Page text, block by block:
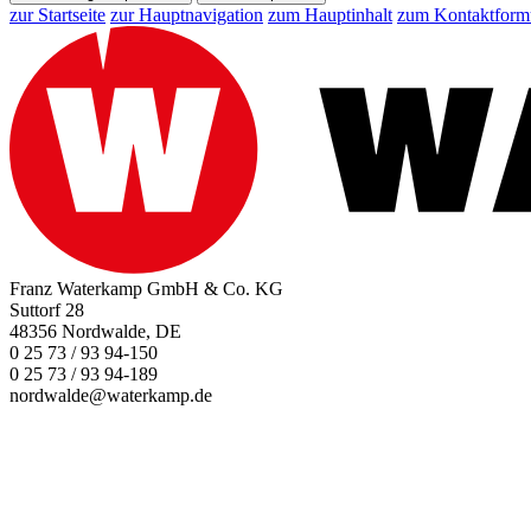
zur Startseite zur Hauptnavigation zum Hauptinhalt zum
Franz Waterkamp GmbH & Co. KG
Suttorf 28
48356 Nordwalde, DE
0 25 73 / 93 94-150
0 25 73 / 93 94-189
nordwalde@waterkamp.de